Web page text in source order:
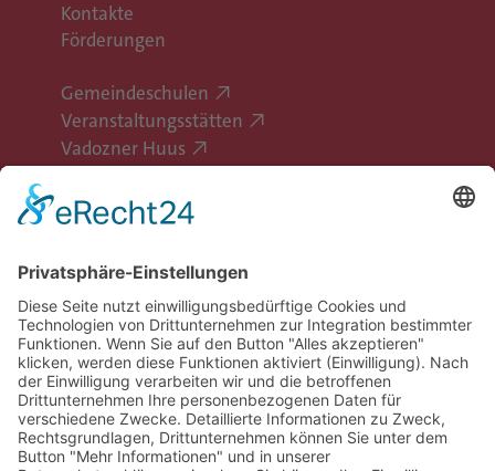
Kontakte
Förderungen
Gemeindeschulen
Veranstaltungsstätten
Vadozner Huus